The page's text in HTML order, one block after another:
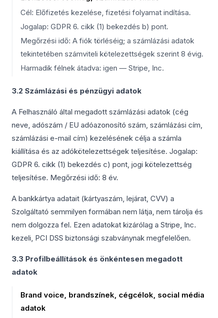
Cél: Előfizetés kezelése, fizetési folyamat indítása.
Jogalap: GDPR 6. cikk (1) bekezdés b) pont.
Megőrzési idő: A fiók törléséig; a számlázási adatok
tekintetében számviteli kötelezettségek szerint 8 évig.
Harmadik félnek átadva: igen — Stripe, Inc.
3.2 Számlázási és pénzügyi adatok
A Felhasználó által megadott számlázási adatok (cég
neve, adószám / EU adóazonosító szám, számlázási cím,
számlázási e-mail cím) kezelésének célja a számla
kiállítása és az adókötelezettségek teljesítése. Jogalap:
GDPR 6. cikk (1) bekezdés c) pont, jogi kötelezettség
teljesítése. Megőrzési idő: 8 év.
A bankkártya adatait (kártyaszám, lejárat, CVV) a
Szolgáltató semmilyen formában nem látja, nem tárolja és
nem dolgozza fel. Ezen adatokat kizárólag a Stripe, Inc.
kezeli, PCI DSS biztonsági szabványnak megfelelően.
3.3 Profilbeállítások és önkéntesen megadott
adatok
Brand voice, brandszínek, cégcélok, social média
adatok